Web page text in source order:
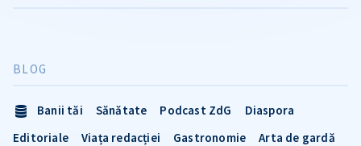
BLOG
Banii tăi Sănătate Podcast ZdG
Diaspora
Editoriale
Viața redacției Gastronomie
Arta de gardă